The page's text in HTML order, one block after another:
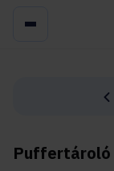
Puffertároló